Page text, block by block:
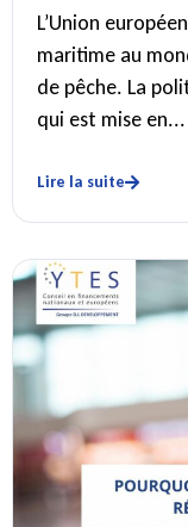
L’Union
maritime au
de pêche. La
qui est mise en...
Lire la suite